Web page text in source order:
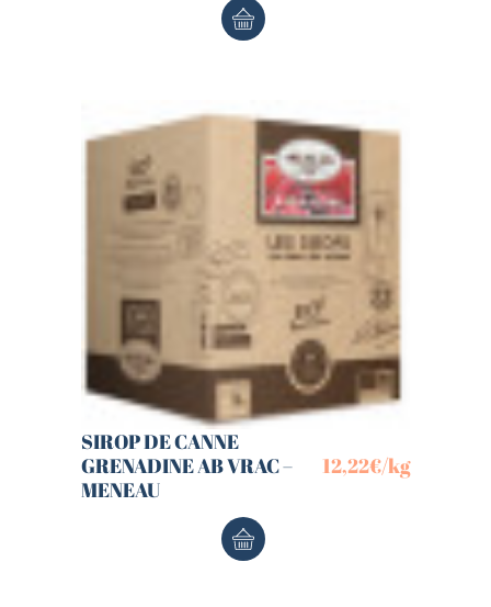
SIROP DE CANNE
GRENADINE AB VRAC –
MENEAU
12,22€/kg